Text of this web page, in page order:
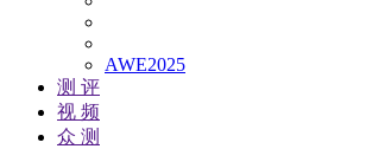
AWE2025
测 评
视 频
众 测